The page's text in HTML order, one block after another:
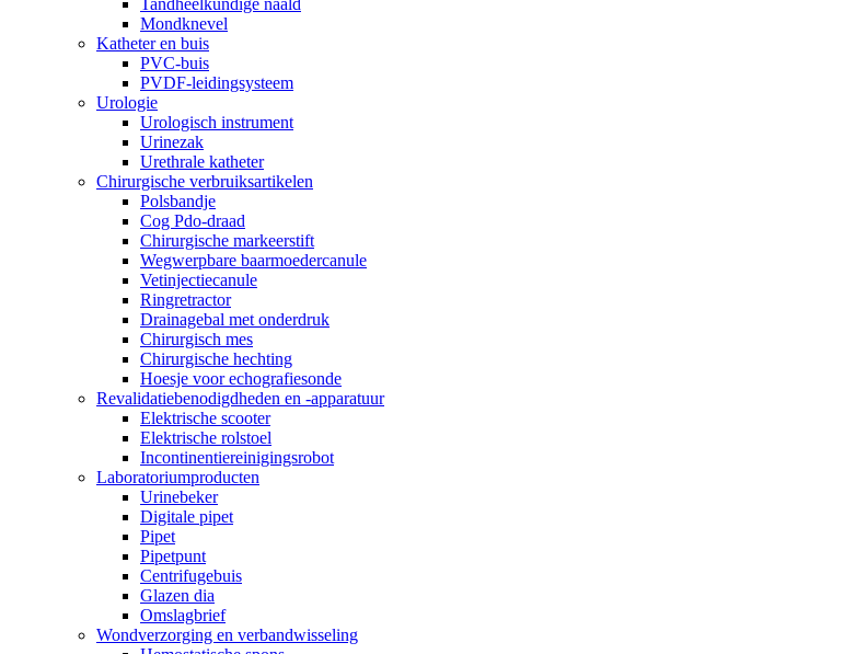
Tandheelkundige naald
Mondknevel
Katheter en buis
PVC-buis
PVDF-leidingsysteem
Urologie
Urologisch instrument
Urinezak
Urethrale katheter
Chirurgische verbruiksartikelen
Polsbandje
Cog Pdo-draad
Chirurgische markeerstift
Wegwerpbare baarmoedercanule
Vetinjectiecanule
Ringretractor
Drainagebal met onderdruk
Chirurgisch mes
Chirurgische hechting
Hoesje voor echografiesonde
Revalidatiebenodigdheden en -apparatuur
Elektrische scooter
Elektrische rolstoel
Incontinentiereinigingsrobot
Laboratoriumproducten
Urinebeker
Digitale pipet
Pipet
Pipetpunt
Centrifugebuis
Glazen dia
Omslagbrief
Wondverzorging en verbandwisseling